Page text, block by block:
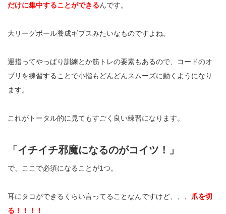
だけに集中することができるんです。
大リーグボール養成ギブスみたいなものですよね。
運指ってやっぱり訓練とか筋トレの要素もあるので、コードのオ
ブリを練習することで小指もどんどんスムーズに動くようになり
ます。
これがトータル的に見てもすごく良い練習になります。
「イチイチ邪魔になるのがコイツ！」
で、ここで必須になることが1つ。
耳にタコができるくらい言ってることなんですけど、、、
爪を切
る！！！！